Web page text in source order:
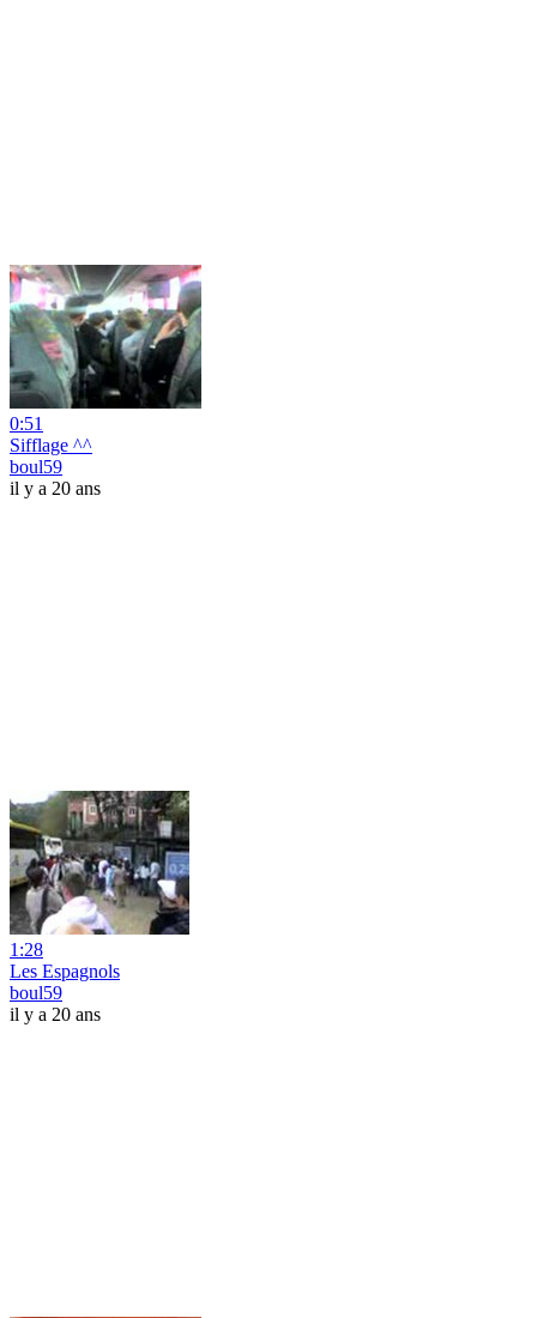
0:51
Sifflage ^^
boul59
il y a 20 ans
1:28
Les Espagnols
boul59
il y a 20 ans